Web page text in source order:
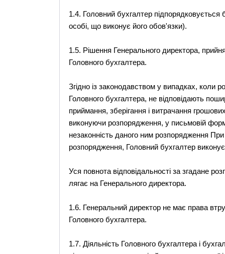
1.4. Головний бухгалтер
особі, що виконує його обов'язки).
1.5. Рішення Генерального директора,
Головного бухгалтера.
Згідно із законодавством у випадках, коли
Головного бухгалтера, не відповідають
приймання, зберігання і витрачання
виконуючи розпорядження, у письмовій
незаконність даного ним розпорядження
розпорядження, Головний бухгалтер
Уся повнота відповідальності за згадане
лягає на Генерального директора.
1.6. Генеральний директор не має права
Головного бухгалтера.
1.7. Діяльність Головного бухгалтера і